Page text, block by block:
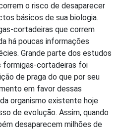
o risco de desaparecer
básicos de sua biologia.
cortadeiras que correm
há poucas informações
Grande parte dos estudos
formigas-cortadeiras foi
de praga do que por seu
em favor dessas
organismo existente hoje
de evolução. Assim, quando
desaparecem milhões de